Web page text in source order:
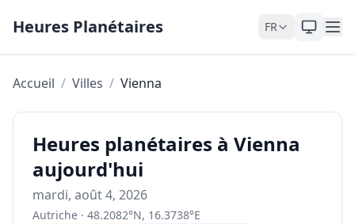
Heures Planétaires FR
Accueil / Villes / Vienna
Heures planétaires à Vienna
aujourd'hui
mardi, août 4, 2026
Autriche · 48.2082°N, 16.3738°E